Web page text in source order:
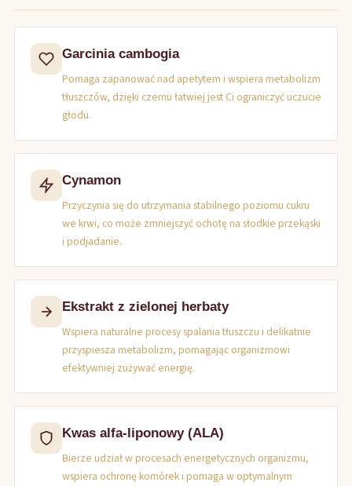
Garcinia cambogia
Pomaga zapanować nad apetytem i wspiera metabolizm
tłuszczów, dzięki czemu łatwiej jest Ci ograniczyć uczucie
głodu.
Cynamon
Przyczynia się do utrzymania stabilnego poziomu cukru
we krwi, co może zmniejszyć ochotę na słodkie przekąski
i podjadanie.
Ekstrakt z zielonej herbaty
Wspiera naturalne procesy spalania tłuszczu i delikatnie
przyspiesza metabolizm, pomagając organizmowi
efektywniej zużywać energię.
Kwas alfa-liponowy (ALA)
Bierze udział w procesach energetycznych organizmu,
wspiera ochronę komórek i pomaga w optymalnym